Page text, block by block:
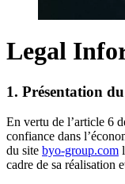
Legal
1. Présentation
En vertu de l’article 6
confiance dans
du site byo-group.com
cadre de sa réalisation